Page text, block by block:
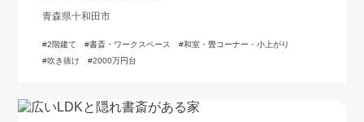
青森県十和田市
2階建て 書斎・ワークスペース
和室・畳コーナー・小上がり
吹き抜け
2000万円台